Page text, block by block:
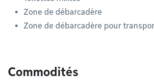
Zone de débarcadère
Zone de débarcadère pour
Commodités